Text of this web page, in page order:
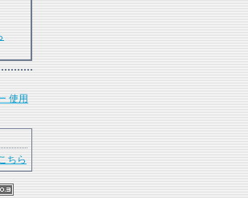
使用
ちら